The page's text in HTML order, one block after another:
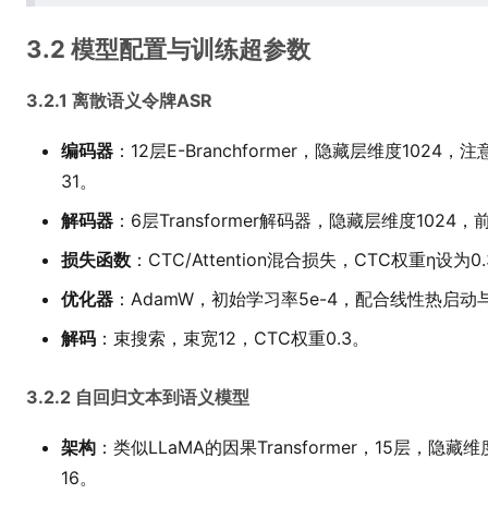
3.2 模型配置与训练超参数
3.2.1 离散语义令牌ASR
编码器 ：12层E-Branchformer，隐藏层维度1024，
31。
解码器 ：6层Transformer解码器，隐藏层维度1024，
损失函数 ：CTC/Attention混合损失，CTC权重η设为
优化器 ：AdamW，初始学习率5e-4，配合线性热启动
解码 ：束搜索，束宽12，CTC权重0.3。
3.2.2 自回归文本到语义模型
架构 ：类似LLaMA的因果Transformer，15层，隐藏
16。